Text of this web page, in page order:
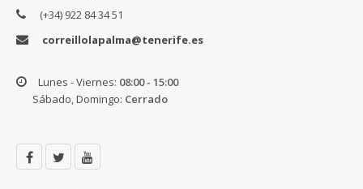
(+34) 922 84 34 51
correillolapalma@tenerife.es
Lunes - Viernes: 08:00 - 15:00
Sábado, Domingo: Cerrado